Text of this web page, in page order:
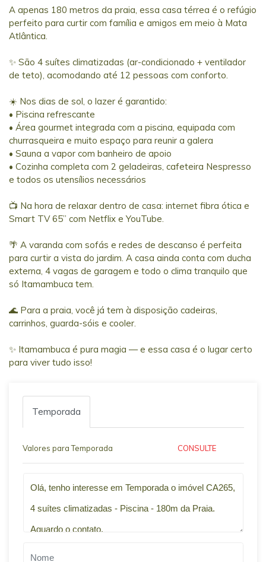
A apenas 180 metros da praia, essa casa térrea é o refúgio
perfeito para curtir com família e amigos em meio à Mata
Atlântica.
✨ São 4 suítes climatizadas (ar-condicionado + ventilador
de teto), acomodando até 12 pessoas com conforto.
☀️ Nos dias de sol, o lazer é garantido:
• Piscina refrescante
• Área gourmet integrada com a piscina, equipada com
churrasqueira e muito espaço para reunir a galera
• Sauna a vapor com banheiro de apoio
• Cozinha completa com 2 geladeiras, cafeteira Nespresso
e todos os utensílios necessários
📺 Na hora de relaxar dentro de casa: internet fibra ótica e
Smart TV 65” com Netflix e YouTube.
🌴 A varanda com sofás e redes de descanso é perfeita
para curtir a vista do jardim. A casa ainda conta com ducha
externa, 4 vagas de garagem e todo o clima tranquilo que
só Itamambuca tem.
🌊 Para a praia, você já tem à disposição cadeiras,
carrinhos, guarda-sóis e cooler.
✨ Itamambuca é pura magia — e essa casa é o lugar certo
para viver tudo isso!
Temporada
Valores para Temporada CONSULTE